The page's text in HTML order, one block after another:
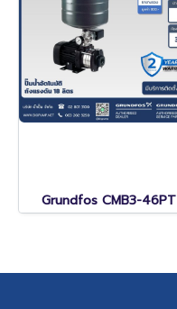
Grundfos CMB3-46PT